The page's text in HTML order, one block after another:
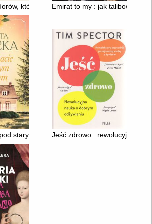
które zmieniły światEmirat to my : jak talibowie
starym świerkiemJeść zdrowo : rewolucyjna